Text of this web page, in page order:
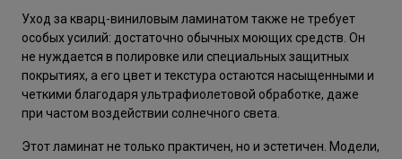
Уход за кварц-виниловым ламинатом также не требует
особых усилий: достаточно обычных моющих средств. Он
не нуждается в полировке или специальных защитных
покрытиях, а его цвет и текстура остаются насыщенными и
четкими благодаря ультрафиолетовой обработке, даже
при частом воздействии солнечного света.
Этот ламинат не только практичен, но и эстетичен. Модели,